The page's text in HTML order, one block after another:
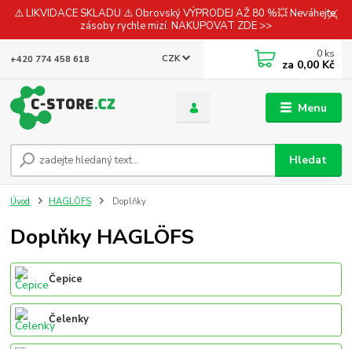
⚠️ LIKVIDACE SKLADU ⚠️ Obrovský VÝPRODEJ AŽ 80 %💥 Neváhejte,
zásoby rychle mizí. NAKUPOVAT ZDE >>
Menu
CZK
Hledat
+420 774 458 618 0 ks
za 0,00 Kč
Úvod HAGLÖFS Doplňky
Doplňky HAGLÖFS
Čepice
Čelenky